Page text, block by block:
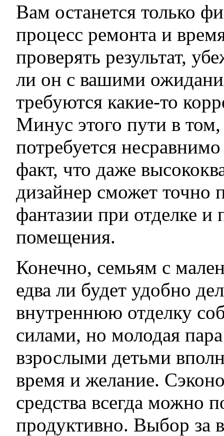
Вам останется только
процесс ремонта и
проверять результат,
ли он с вашими
требуются какие-то
Минус этого пути в том,
потребуется
факт, что даже
дизайнер сможет точно
фантазии при отделке и
помещения.
Конечно, семьям с
едва ли будет удобно
внутреннюю отделку
силами, но молодая
взрослыми детьми
время и желание.
средства всегда можно
продуктивно. Выбор за